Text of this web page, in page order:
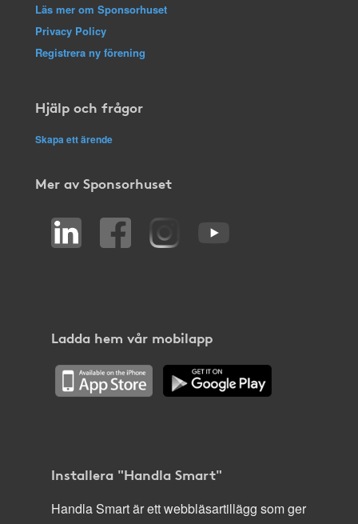
Läs mer om Sponsorhuset
Privacy Policy
Registrera ny förening
Hjälp och frågor
Skapa ett ärende
Mer av Sponsorhuset
Ladda hem vår mobilapp
Installera "Handla Smart"
Handla Smart är ett webbläsartillägg som ger